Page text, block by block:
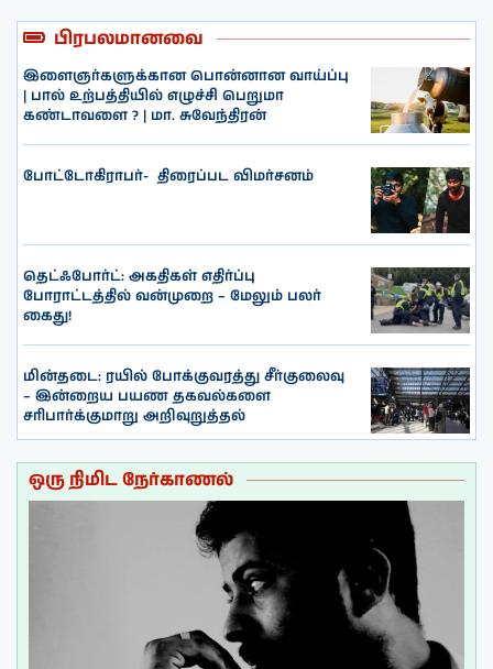
பிரபலமானவை
இளைஞர்களுக்கான பொன்னான வாய்ப்பு
| பால் உற்பத்தியில் எழுச்சி பெறுமா
கண்டாவளை ? | மா. சுவேந்திரன்
போட்டோகிராபர்- ‌ திரைப்பட விமர்சனம்
தெட்ஃபோர்ட்: அகதிகள் எதிர்ப்பு
போராட்டத்தில் வன்முறை – மேலும் பலர்
கைது!
மின்தடை: ரயில் போக்குவரத்து சீர்குலைவு
– இன்றைய பயண தகவல்களை
சரிபார்க்குமாறு அறிவுறுத்தல்
ஒரு நிமிட நேர்காணல்